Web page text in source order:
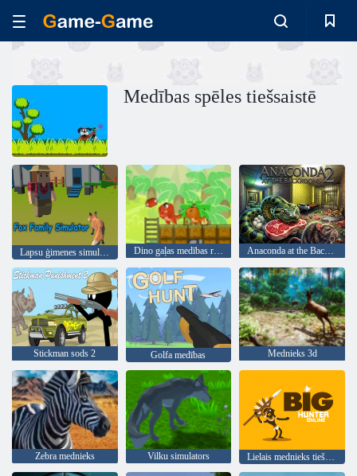
Medības spēles tiešsaistē
Lapsu ģimenes simulators Dino gaļas medības remastered Anaconda at the Backrooms 2
Stickman sods 2 Golfa medības Mednieks 3d
Zebra mednieks Vilku simulators Lielais mednieks tiešsaistē